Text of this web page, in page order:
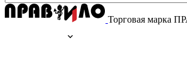
Торговая марка